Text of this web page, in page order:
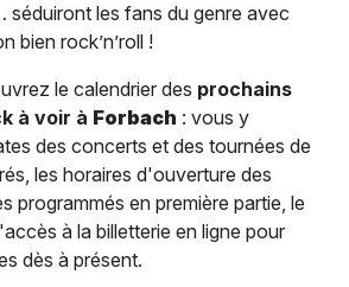
séduiront les fans du genre avec
bien rock’n’roll !
le calendrier des prochains
à voir à Forbach : vous y
des concerts et des tournées de
les horaires d'ouverture des
programmés en première partie, le
à la billetterie en ligne pour
dès à présent.